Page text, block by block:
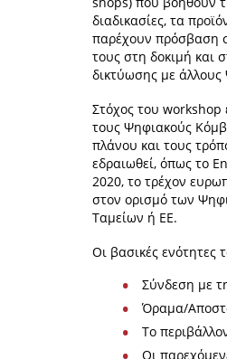
διαδικασίες, τα
παρέχουν πρόσβαση
τους στη δοκιμή και
δικτύωσης με
Στόχος του workshop
τους Ψηφιακούς
πλάνου και τους
εδραιωθεί, όπως το
2020, το τρέχον
στον ορισμό των
Ταμείων ή ΕΕ.
Οι βασικές ενότητες
Σύνδεση με
Όραμα/
Tο
Οι